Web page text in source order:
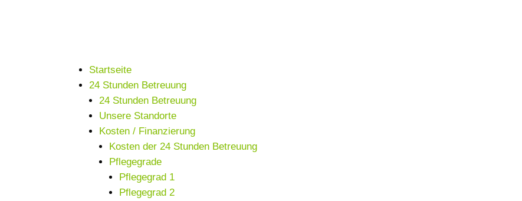
Startseite
24 Stunden Betreuung
24 Stunden Betreuung
Unsere Standorte
Kosten / Finanzierung
Kosten der 24 Stunden Betreuung
Pflegegrade
Pflegegrad 1
Pflegegrad 2